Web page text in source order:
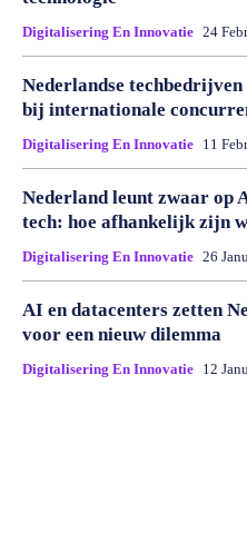
Digitalisering En Innovatie 24
Nederlandse
bij internationale
Digitalisering En Innovatie 11
Nederland leunt zwaar op
tech: hoe afhankelijk zijn
Digitalisering En Innovatie 26
AI en datacenters zetten
voor een nieuw dilemma
Digitalisering En Innovatie 12